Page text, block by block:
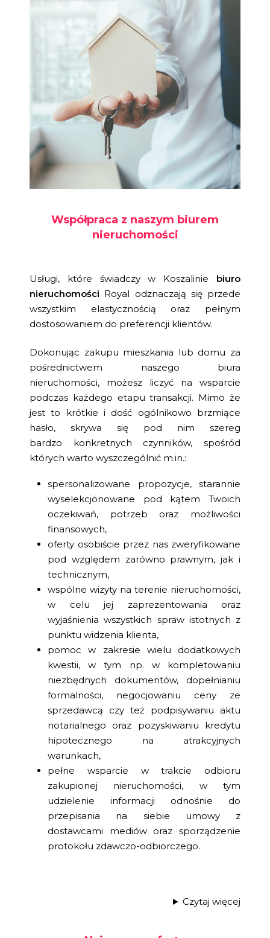
Współpraca z naszym biurem
nieruchomości
Usługi, które świadczy w Koszalinie biuro
nieruchomości Royal odznaczają się przede
wszystkim elastycznością oraz pełnym
dostosowaniem do preferencji klientów.
Dokonując zakupu mieszkania lub domu za
pośrednictwem naszego biura
nieruchomości, możesz liczyć na wsparcie
podczas każdego etapu transakcji. Mimo że
jest to krótkie i dość ogólnikowo brzmiące
hasło, skrywa się pod nim szereg
bardzo konkretnych czynników, spośród
których warto wyszczególnić m.in.:
spersonalizowane propozycje, starannie
wyselekcjonowane pod kątem Twoich
oczekiwań, potrzeb oraz możliwości
finansowych,
oferty osobiście przez nas zweryfikowane
pod względem zarówno prawnym, jak i
technicznym,
wspólne wizyty na terenie nieruchomości,
w celu jej zaprezentowania oraz
wyjaśnienia wszystkich spraw istotnych z
punktu widzenia klienta,
pomoc w zakresie wielu dodatkowych
kwestii, w tym np. w kompletowaniu
niezbędnych dokumentów, dopełnianiu
formalności, negocjowaniu ceny ze
sprzedawcą czy też podpisywaniu aktu
notarialnego oraz pozyskiwaniu kredytu
hipotecznego na atrakcyjnych
warunkach,
pełne wsparcie w trakcie odbioru
zakupionej nieruchomości, w tym
udzielenie informacji odnośnie do
przepisania na siebie umowy z
dostawcami mediów oraz sporządzenie
protokołu zdawczo-odbiorczego.
Czytaj więcej